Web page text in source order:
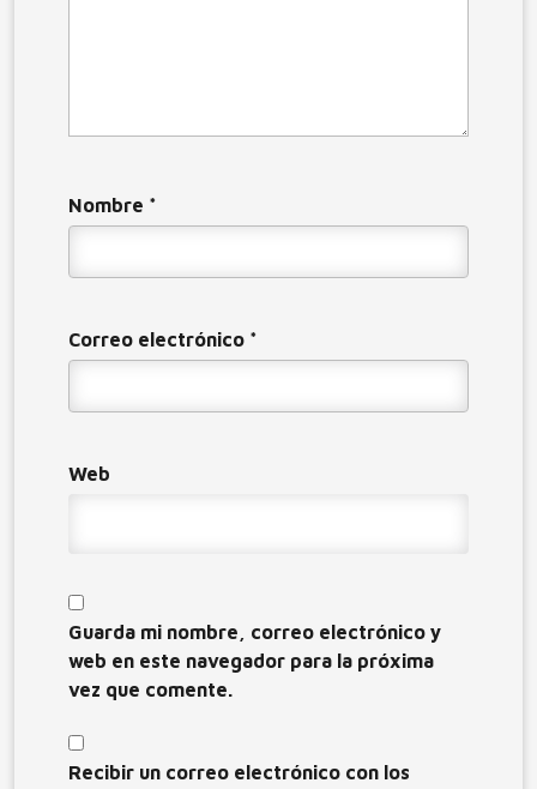
Nombre *
Correo electrónico *
Web
Guarda mi nombre, correo electrónico y
web en este navegador para la próxima
vez que comente.
Recibir un correo electrónico con los